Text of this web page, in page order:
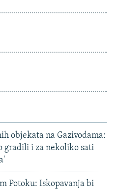
objekata na Gazivodama:
gradili i za nekoliko sati
Potoku: Iskopavanja bi